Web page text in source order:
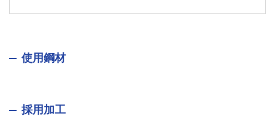
使用鋼材
採用加工